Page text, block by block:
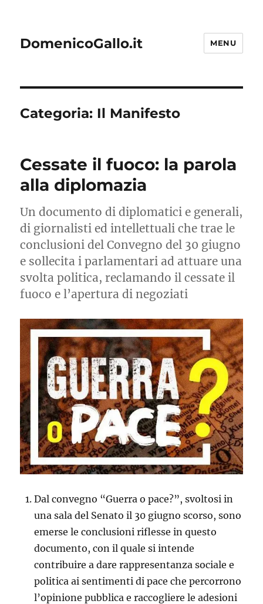
DomenicoGallo.it MENU
Categoria: Il Manifesto
Cessate il fuoco: la parola
alla diplomazia
Un documento di diplomatici e generali,
di giornalisti ed intellettuali che trae le
conclusioni del Convegno del 30 giugno
e sollecita i parlamentari ad attuare una
svolta politica, reclamando il cessate il
fuoco e l’apertura di negoziati
Dal convegno “Guerra o pace?”, svoltosi in
una sala del Senato il 30 giugno scorso, sono
emerse le conclusioni riflesse in questo
documento, con il quale si intende
contribuire a dare rappresentanza sociale e
politica ai sentimenti di pace che percorrono
l’opinione pubblica e raccogliere le adesioni